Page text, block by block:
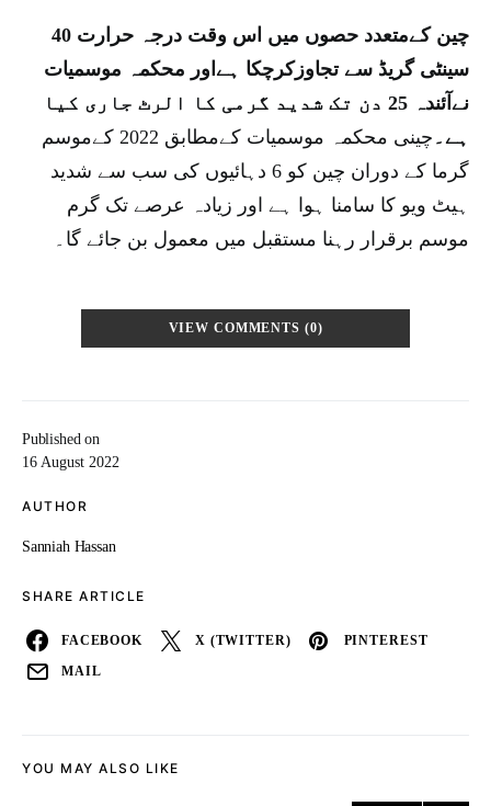
Published on
16 August 2022
AUTHOR
Sanniah Hassan
SHARE ARTICLE
FACEBOOK X (TWITTER) PINTEREST
MAIL
چین کےمتعدد حصوں میں اس وقت درجہ حرارت 40
سینٹی گریڈ سے تجاوزکرچکا ہےاور محکمہ موسمیات
نےآئندہ 25 دن تک شدید گرمی کا الرٹ جاری کیا
ہے۔
چینی محکمہ موسمیات کےمطابق 2022 کےموسم
گرما کے دوران چین کو 6 دہائیوں کی سب سے شدید
ہیٹ ویو کا سامنا ہوا ہے اور زیادہ عرصے تک گرم
موسم برقرار رہنا مستقبل میں معمول بن جائے گا۔
VIEW COMMENTS (0)
YOU MAY ALSO LIKE